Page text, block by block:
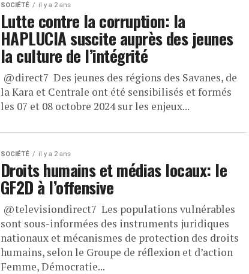
SOCIÉTÉ il y a 2 ans
Lutte contre la corruption: la
HAPLUCIA suscite auprès des jeunes
la culture de l’intégrité
@direct7 Des jeunes des régions des Savanes, de
la Kara et Centrale ont été sensibilisés et formés
les 07 et 08 octobre 2024 sur les enjeux...
SOCIÉTÉ il y a 2 ans
Droits humains et médias locaux: le
GF2D à l’offensive
@televisiondirect7 Les populations vulnérables
sont sous-informées des instruments juridiques
nationaux et mécanismes de protection des droits
humains, selon le Groupe de réflexion et d’action
Femme, Démocratie...